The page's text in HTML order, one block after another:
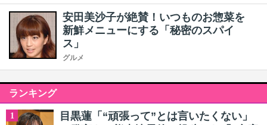
安田美沙子が絶賛！いつものお惣菜を
新鮮メニューにする「秘密のスパイ
ス」
グルメ
ランキング
1
目黒蓮「“頑張って”とは言いたくない」